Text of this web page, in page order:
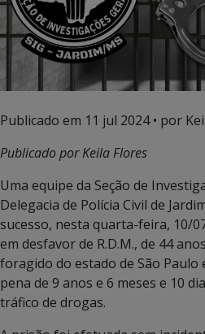
Publicado em 11 jul 2024• por
Publicado por Keila Flores
Uma equipe da Seção de
Delegacia de Polícia Civil de
sucesso, nesta quarta-feira, 10/
em desfavor de R.D.M., de 44
foragido do estado de São Paulo
pena de 9 anos e 6 meses e 10
tráfico de drogas.